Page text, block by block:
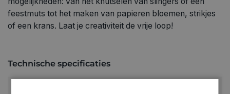
feestmuts tot het maken van papieren bloemen, strikjes
of een krans. Laat je creativiteit de vrije loop!
Technische specificaties